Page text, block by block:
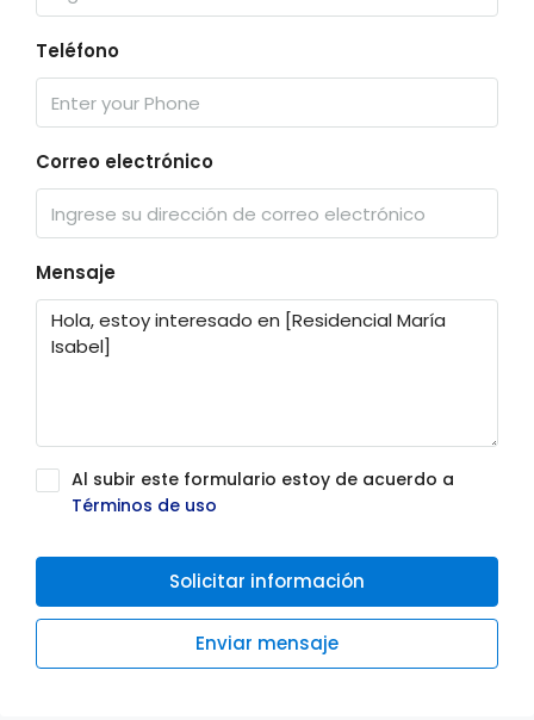
Teléfono
Correo electrónico
Mensaje
Al subir este formulario estoy de acuerdo a
Términos de uso
Solicitar información
Enviar mensaje